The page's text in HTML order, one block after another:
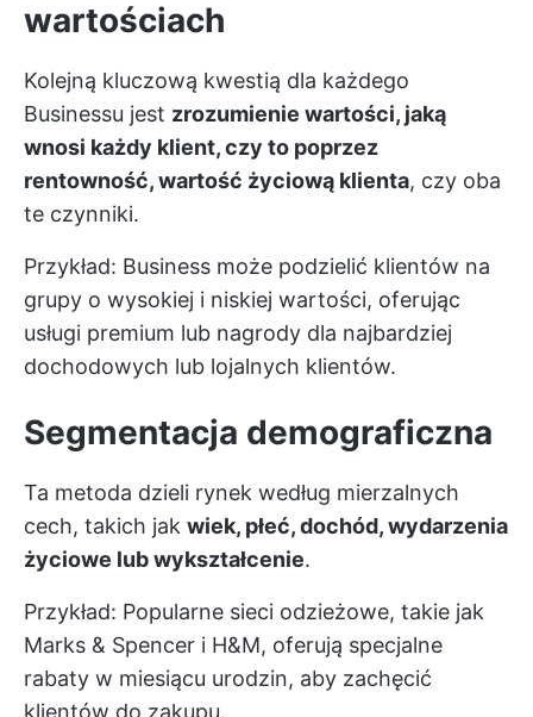
wartościach
Kolejną kluczową kwestią dla każdego
Businessu jest zrozumienie wartości, jaką
wnosi każdy klient, czy to poprzez
rentowność, wartość życiową klienta, czy oba
te czynniki.
Przykład: Business może podzielić klientów na
grupy o wysokiej i niskiej wartości, oferując
usługi premium lub nagrody dla najbardziej
dochodowych lub lojalnych klientów.
Segmentacja demograficzna
Ta metoda dzieli rynek według mierzalnych
cech, takich jak wiek, płeć, dochód, wydarzenia
życiowe lub wykształcenie.
Przykład: Popularne sieci odzieżowe, takie jak
Marks & Spencer i H&M, oferują specjalne
rabaty w miesiącu urodzin, aby zachęcić
klientów do zakupu.